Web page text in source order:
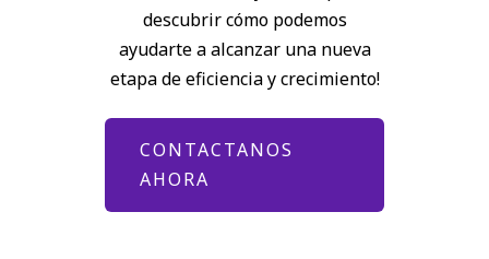
descubrir cómo podemos
ayudarte a alcanzar una nueva
etapa de eficiencia y crecimiento!
CONTACTANOS
AHORA